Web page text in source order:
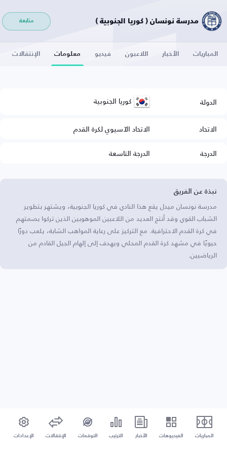
مدرسة نونسان ( كوريا الجنوبية ) متابعة
المباريات الأخبار اللاعبون فيديو معلومات الإنتقالات
الدولة كوريا الجنوبية
الاتحاد
الاتحاد الآسيوي لكرة القدم
الدرجة
الدرجة التاسعة
نبذة عن الفريق
مدرسة نونسان ميدل يقع هذا النادي في كوريا الجنوبية، ويشتهر بتطوير
الشباب القوي وقد أنتج العديد من اللاعبين الموهوبين الذين تركوا بصمتهم
في كرة القدم الاحترافية. مع التركيز على رعاية المواهب الشابة، يلعب دورًا
حيويًا في مشهد كرة القدم المحلي ويهدف إلى إلهام الجيل القادم من
الرياضيين.
المباريات الفيديوهات الأخبار الترتيب التوقعات الإنتقالات الإعدادات